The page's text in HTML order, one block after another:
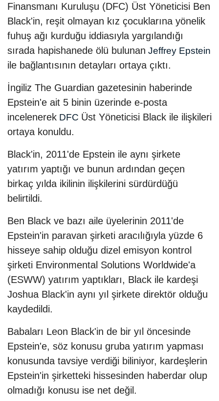
Finansmanı Kuruluşu (DFC) Üst Yöneticisi Ben
Black'in, reşit olmayan kız çocuklarına yönelik
fuhuş ağı kurduğu iddiasıyla yargılandığı
sırada hapishanede ölü bulunan Jeffrey Epstein
ile bağlantısının detayları ortaya çıktı.
İngiliz The Guardian gazetesinin haberinde
Epstein'e ait 5 binin üzerinde e-posta
incelenerek DFC Üst Yöneticisi Black ile ilişkileri
ortaya konuldu.
Black'in, 2011'de Epstein ile aynı şirkete
yatırım yaptığı ve bunun ardından geçen
birkaç yılda ikilinin ilişkilerini sürdürdüğü
belirtildi.
Ben Black ve bazı aile üyelerinin 2011'de
Epstein'in paravan şirketi aracılığıyla yüzde 6
hisseye sahip olduğu dizel emisyon kontrol
şirketi Environmental Solutions Worldwide'a
(ESWW) yatırım yaptıkları, Black ile kardeşi
Joshua Black'in aynı yıl şirkete direktör olduğu
kaydedildi.
Babaları Leon Black'in de bir yıl öncesinde
Epstein'e, söz konusu gruba yatırım yapması
konusunda tavsiye verdiği biliniyor, kardeşlerin
Epstein'in şirketteki hissesinden haberdar olup
olmadığı konusu ise net değil.